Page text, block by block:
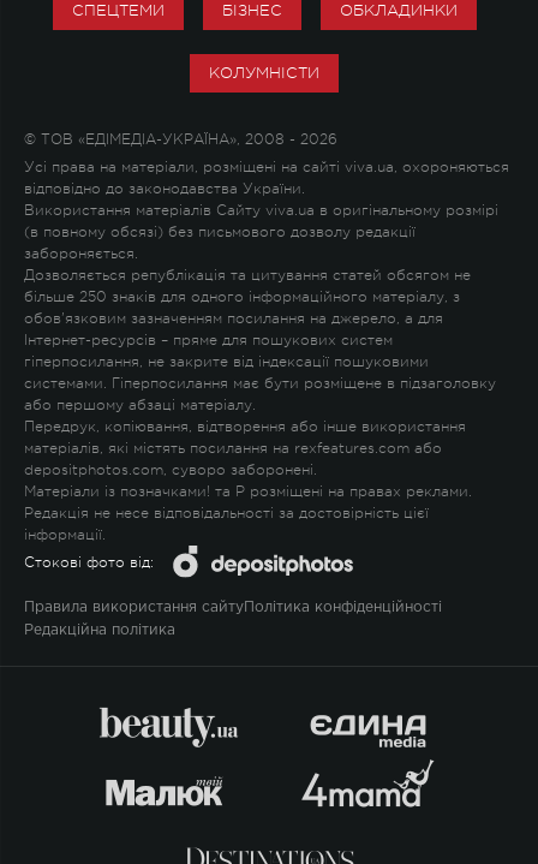
СПЕЦТЕМИ БІЗНЕС ОБКЛАДИНКИ
КОЛУМНІСТИ
© ТОВ «ЕДІМЕДІА-УКРАЇНА», 2008 - 2026
Усі права на матеріали, розміщені на сайті viva.ua, охороняються
відповідно до законодавства України.
Використання матеріалів Сайту viva.ua в оригінальному розмірі
(в повному обсязі) без письмового дозволу редакції
забороняється.
Дозволяється републікація та цитування статей обсягом не
більше 250 знаків для одного інформаційного матеріалу, з
обов'язковим зазначенням посилання на джерело, а для
Інтернет-ресурсів – пряме для пошукових систем
гіперпосилання, не закрите від індексації пошуковими
системами. Гіперпосилання має бути розміщене в підзаголовку
або першому абзаці матеріалу.
Передрук, копіювання, відтворення або інше використання
матеріалів, які містять посилання на rexfeatures.com або
depositphotos.com, суворо заборонені.
Матеріали із позначками! та P розміщені на правах реклами.
Редакція не несе відповідальності за достовірність цієї
інформації.
Стокові фото від:
Правила використання сайту Політика конфіденційності
Редакційна політика